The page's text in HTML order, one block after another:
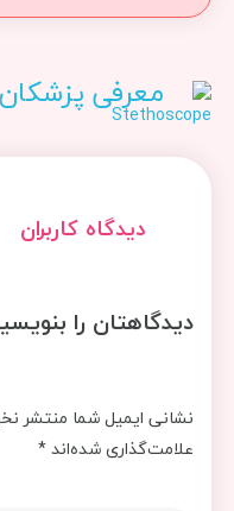
معرفی
دیدگاه کاربران
دیدگاهتان را
نشانی ایمیل شما منتشر
علامت‌گذاری شده‌اند*